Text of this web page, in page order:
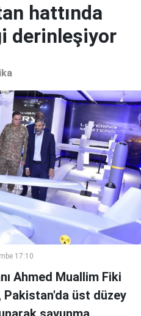
hattında
derinleşiyor
17:10
Ahmed Muallim Fiki
Pakistan'da üst düzey